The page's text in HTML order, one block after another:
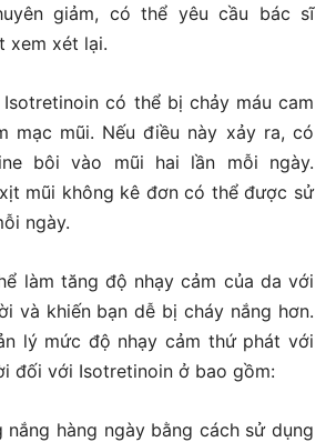
giảm, có thể yêu cầu bác sĩ
xem xét lại.
Isotretinoin có thể bị chảy máu cam
mạc mũi. Nếu điều này xảy ra, có
bôi vào mũi hai lần mỗi ngày.
mũi không kê đơn có thể được sử
ngày.
làm tăng độ nhạy cảm của da với
và khiến bạn dễ bị cháy nắng hơn.
lý mức độ nhạy cảm thứ phát với
đối với Isotretinoin ở bao gồm:
nắng hàng ngày bằng cách sử dụng